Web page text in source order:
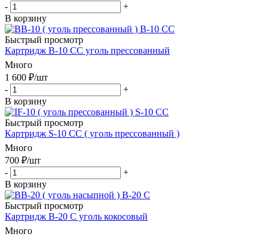
-
+
В корзину
Быстрый просмотр
Картридж В-10 СС уголь прессованный
Много
1 600 ₽/шт
-
+
В корзину
Быстрый просмотр
Картридж S-10 СС ( уголь прессованный )
Много
700 ₽/шт
-
+
В корзину
Быстрый просмотр
Картридж В-20 С уголь кокосовый
Много